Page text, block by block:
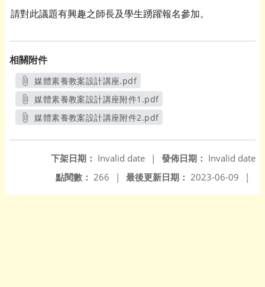
請對此議題有興趣之師長及學生踴躍報名參加。
相關附件
媒體素養教案設計講座.pdf
另開新視窗
媒體素養教案設計講座附件1.pdf
另開新視窗
媒體素養教案設計講座附件2.pdf
發佈日期： Invalid date
下架日期： Invalid date
|
最後更新日期： 2023-06-09 |
點閱數： 266 |